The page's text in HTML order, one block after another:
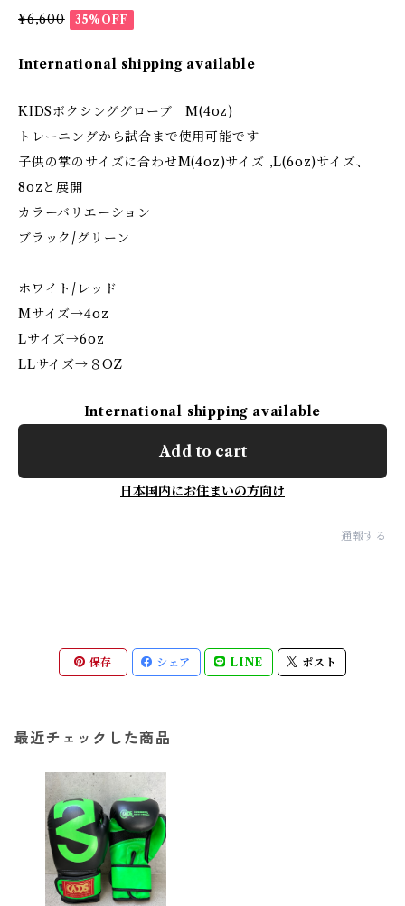
¥6,600 35%OFF
International shipping available
KIDSボクシンググローブ M(4oz)
トレーニングから試合まで使用可能です
子供の掌のサイズに合わせM(4oz)サイズ ,L(6oz)サイズ、
8ozと展開
カラーバリエーション
ブラック/グリーン
ホワイト/レッド
Mサイズ→4oz
Lサイズ→6oz
LLサイズ→８OZ
International shipping available
Add to cart
日本国内にお住まいの方向け
通報する
保存 シェア LINE ポスト
最近チェックした商品